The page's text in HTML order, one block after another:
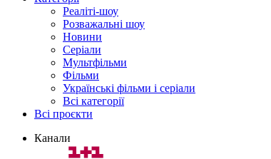
Реаліті-шоу
Розважальні шоу
Новини
Серіали
Мультфільми
Фільми
Українські фільми і серіали
Всі категорії
Всі проєкти
Канали